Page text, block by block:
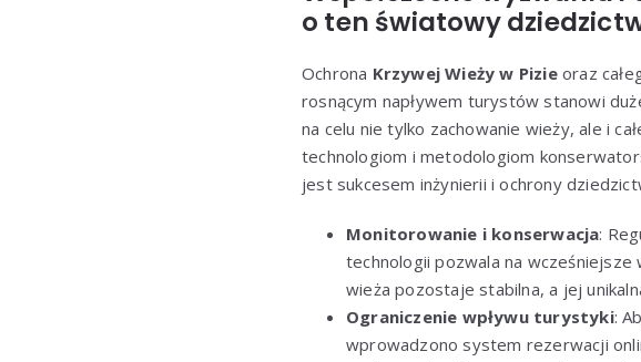
o ten światowy
Ochrona Krzywej Wieży w Pizieoraz
rosnącym napływem turystów stanowi
na celu nie tylko zachowanie wieży, ale i
technologiom i metodologiom
jest sukcesem inżynierii i ochrony
Monitorowanie i konserwacja:
technologii pozwala na
wieża pozostaje stabilna, a jej
Ograniczenie wpływu turystyki:
wprowadzono system rezerwacji